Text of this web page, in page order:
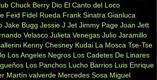
Chuck Berry Dio El Canto del Loco
Feid Fidel Rueda Frank Sinatra Gianluca
Jake Bugg Jessie J Jet Jimmy Page Joan Jett
Velasco Julieta Venegas Julio Jaramillo
Kenny Chesney Kudai La Mosca Tse-Tse
Los Angeles Negros Los Cadetes De Linares
Los Panchos Lucho Barrios Luis Enrique
Martín valverde Mercedes Sosa Miguel